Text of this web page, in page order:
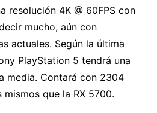
resolución 4K @ 60FPS con
mucho, aún con
actuales. Según la última
PlayStation 5 tendrá una
media. Contará con 2304
que la RX 5700.